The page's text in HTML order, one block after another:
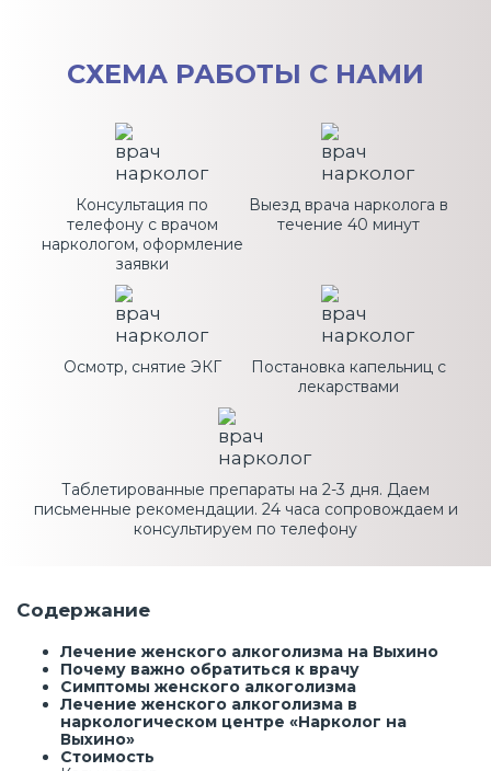
СХЕМА РАБОТЫ С НАМИ
Консультация по
телефону с врачом
наркологом, оформление
заявки
Выезд врача нарколога в
течение 40 минут
Осмотр, снятие ЭКГ
Постановка капельниц с
лекарствами
Таблетированные препараты на 2-3 дня. Даем
письменные рекомендации. 24 часа сопровождаем и
консультируем по телефону
Содержание
Лечение женского алкоголизма на Выхино
Почему важно обратиться к врачу
Симптомы женского алкоголизма
Лечение женского алкоголизма в
наркологическом центре «Нарколог на
Выхино»
Стоимость